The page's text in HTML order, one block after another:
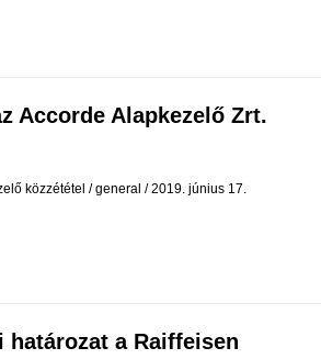
Accorde Alapkezelő Zrt.
közzététel general 2019. június 17.
határozat a Raiffeisen